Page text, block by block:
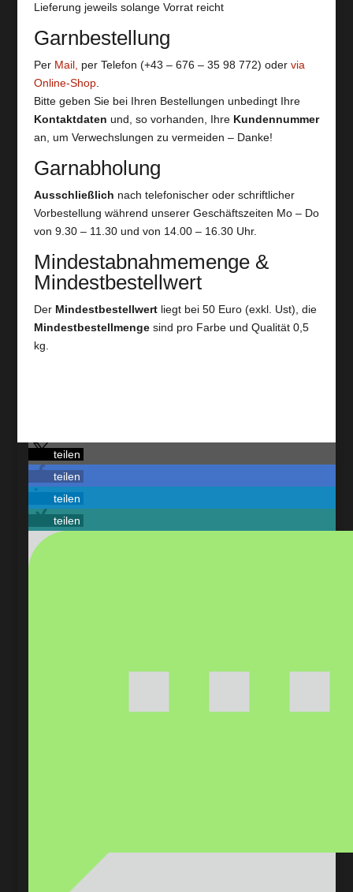
Lieferung jeweils solange Vorrat reicht
Garnbestellung
Per Mail, per Telefon (+43 – 676 – 35 98 772) oder via
Online-Shop.
Bitte geben Sie bei Ihren Bestellungen unbedingt Ihre
Kontaktdaten und, so vorhanden, Ihre Kundennummer
an, um Verwechslungen zu vermeiden – Danke!
Garnabholung
Ausschließlich nach telefonischer oder schriftlicher
Vorbestellung während unserer Geschäftszeiten Mo – Do
von 9.30 – 11.30 und von 14.00 – 16.30 Uhr.
Mindestabnahmemenge &
Mindestbestellwert
Der Mindestbestellwertliegt bei 50 Euro (exkl. Ust), die
Mindestbestellmengesind pro Farbe und Qualität 0,5
kg.
teilen
teilen
teilen
teilen